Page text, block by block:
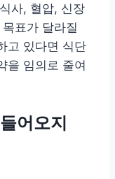
사, 혈압, 신장
표가 달라질
고 있다면 식단
을 임의로 줄여
어오지